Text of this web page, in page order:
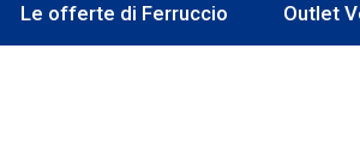
Le offerte di Ferruccio Outlet